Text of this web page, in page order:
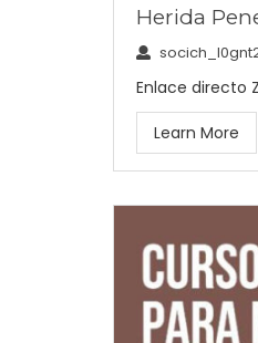
Herida
Enlace directo
Learn More